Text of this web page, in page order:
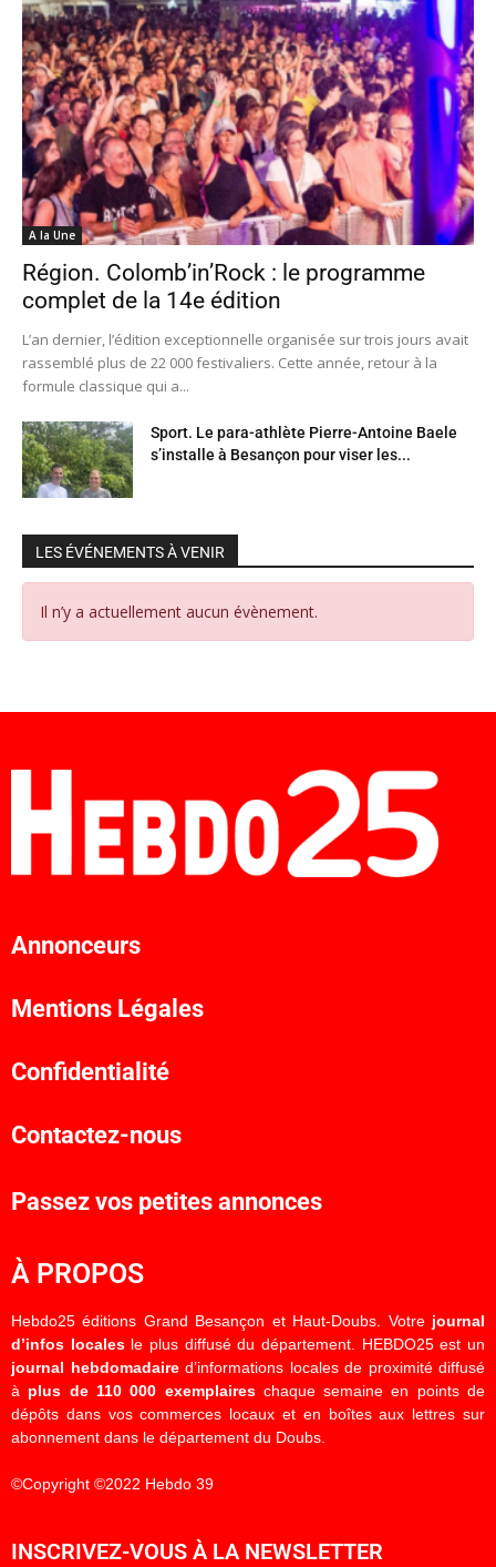
A la Une
Région. Colomb’in’Rock : le programme
complet de la 14e édition
L’an dernier, l’édition exceptionnelle organisée sur trois jours avait
rassemblé plus de 22 000 festivaliers. Cette année, retour à la
formule classique qui a...
Sport. Le para-athlète Pierre-Antoine Baele
s’installe à Besançon pour viser les...
LES ÉVÉNEMENTS À VENIR
Il n’y a actuellement aucun évènement.
Annonceurs
Mentions Légales
Confidentialité
Contactez-nous
Passez vos petites annonces
À PROPOS
Hebdo25 éditions Grand Besançon et Haut-Doubs. Votre journal
d’infos localesle plus diffusé du département. HEBDO25 est un
journal hebdomadaired’informations locales de proximité diffusé
à plus de 110 000 exemplaireschaque semaine en points de
dépôts dans vos commerces locaux et en boîtes aux lettres sur
abonnement dans le département du Doubs.
©Copyright ©2022 Hebdo 39
INSCRIVEZ-VOUS À LA NEWSLETTER